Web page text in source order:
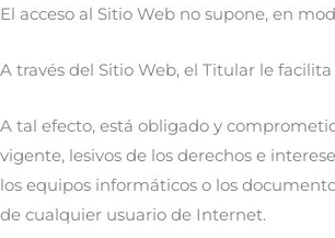
El acceso al Sitio Web no supone, en
A través del Sitio Web, el Titular le
A tal efecto, está obligado y
vigente, lesivos de los derechos e
los equipos informáticos o los
de cualquier usuario de Internet.